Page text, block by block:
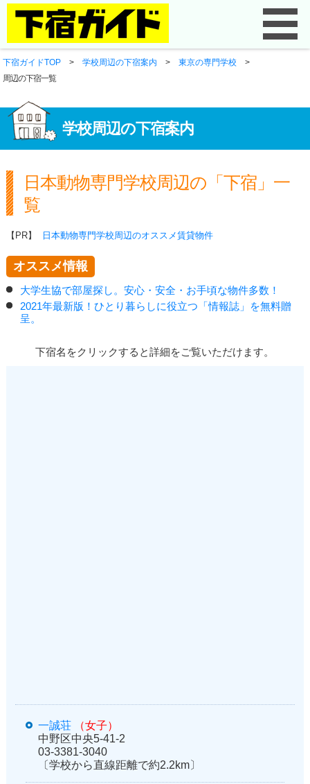
下宿ガイドTOP >学校周辺の下宿案内 >東京の専門学校 >
周辺の下宿一覧
学校周辺の下宿案内
日本動物専門学校周辺の「下宿」一
覧
【PR】 日本動物専門学校周辺のオススメ賃貸物件
オススメ情報
大学生協で部屋探し。安心・安全・お手頃な物件多数！
2021年最新版！ひとり暮らしに役立つ「情報誌」を無料贈
呈。
下宿名をクリックすると詳細をご覧いただけます。
一誠荘
（女子）
中野区中央5-41-2
03-3381-3040
〔学校から直線距離で約2.2km〕